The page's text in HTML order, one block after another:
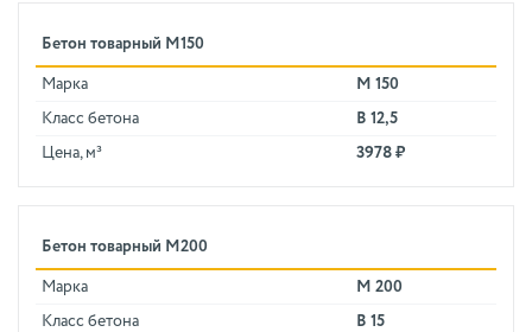
Бетон товарный М150
Марка М 150
Класс бетона В 12,5
Цена, м³ 3978 ₽
Бетон товарный М200
Марка М 200
Класс бетона В 15